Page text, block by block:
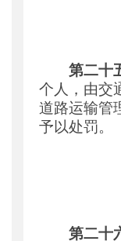
第二十
个人，由交
道路运输管
予以处罚。
第二十